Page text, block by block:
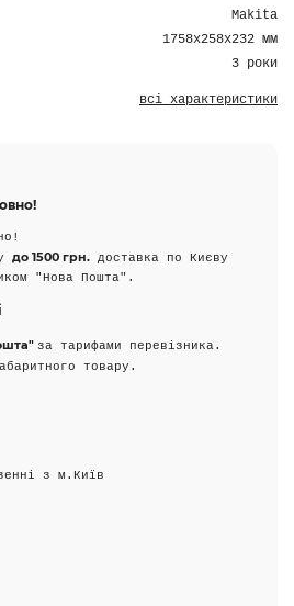
Makita
1758х258х232 мм
3 роки
всі характеристики
до 1500 грн. доставка по Києву
"Нова Пошта".
за тарифами перевізника.
товару.
з м.Київ